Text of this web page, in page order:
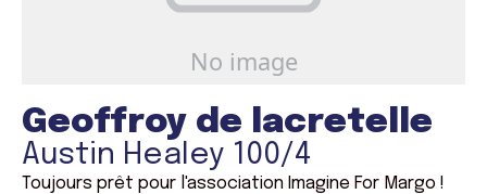
Geoffroy de lacretelle
Austin Healey 100/4
Toujours prêt pour l'association Imagine For Margo !